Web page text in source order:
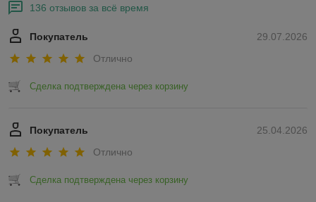
136 отзывов за всё время
29.07.2026
Покупатель
Отлично
Сделка подтверждена через корзину
25.04.2026
Покупатель
Отлично
Сделка подтверждена через корзину